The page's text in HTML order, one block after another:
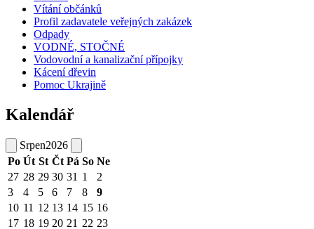
Vítání občánků
Profil zadavatele veřejných zakázek
Odpady
VODNÉ, STOČNÉ
Vodovodní a kanalizační přípojky
Kácení dřevin
Pomoc Ukrajině
Kalendář
Srpen2026
Po Út St Čt Pá So Ne
27 28 29 30 31 1
2
3
4 5 6 7 8
9
10 11 12 13 14 15 16
17 18 19 20 21 22 23